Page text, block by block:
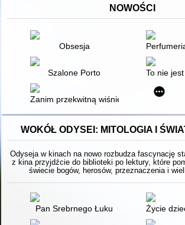
NOWOŚCI
Obsesja
Szalone Porto To nie
Zanim przekwitną wiśnie
WOKÓŁ ODYSEI: MITOLOGIA I
Odyseja w kinach na nowo rozbudza fascynację
z kina przyjdźcie do biblioteki po lektury, które
świecie bogów, herosów, przeznaczenia i
Pan Srebrnego Łuku Życie